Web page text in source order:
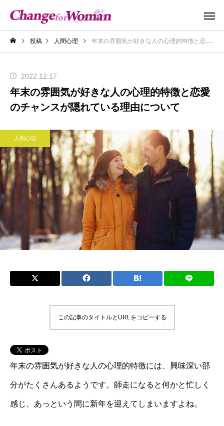
投稿 人間心理 年末の雰囲気が好きな人の心理的特徴と恋愛のチャンスが隠れている理由について
2022.12.17
年末の雰囲気が好きな人の心理的特徴と恋愛
のチャンスが隠れている理由について
人間心理
この記事のタイトルとURLをコピーする
年末の雰囲気が好きな人の心理的特徴には、興味深い部
分がたくさんあるようです。師走になると何かと忙しく
感じ、あっという間に新年を迎えてしまいますよね。